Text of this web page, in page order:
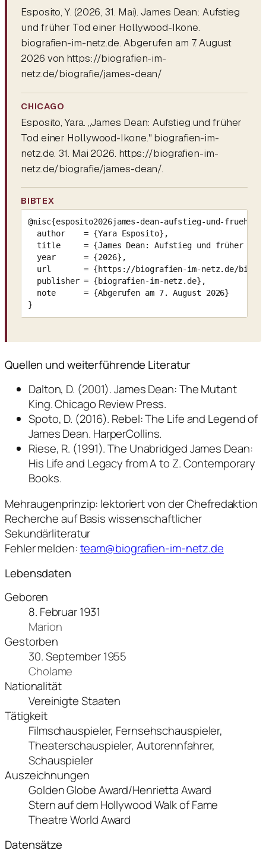
Esposito, Y. (2026, 31. Mai). James Dean: Aufstieg
und früher Tod einer Hollywood-Ikone.
biografien-im-netz.de. Abgerufen am 7. August
2026 von https://biografien-im-
netz.de/biografie/james-dean/
CHICAGO
Esposito, Yara. „James Dean: Aufstieg und früher
Tod einer Hollywood-Ikone." biografien-im-
netz.de. 31. Mai 2026. https://biografien-im-
netz.de/biografie/james-dean/.
BIBTEX
@misc{esposito2026james-dean-aufstieg-und-
  author    = {Yara Esposito},
title     = {James Dean: Aufstieg und früher
  year      = {2026},
url       = {https://biografien-im-netz.de/
  publisher = {biografien-im-netz.de},
  note      = {Abgerufen am 7. August 2026}
}
Quellen und weiterführende Literatur
Dalton, D. (2001). James Dean: The Mutant
King. Chicago Review Press.
Spoto, D. (2016). Rebel: The Life and Legend of
James Dean. HarperCollins.
Riese, R. (1991). The Unabridged James Dean:
His Life and Legacy from A to Z. Contemporary
Books.
Mehraugenprinzip: lektoriert von der Chefredaktion
Recherche auf Basis wissenschaftlicher
Sekundärliteratur
Fehler melden:team@biografien-im-netz.de
Lebensdaten
Geboren
8. Februar 1931
Marion
Gestorben
30. September 1955
Cholame
Nationalität
Vereinigte Staaten
Tätigkeit
Filmschauspieler, Fernsehschauspieler,
Theaterschauspieler, Autorennfahrer,
Schauspieler
Auszeichnungen
Golden Globe Award/Henrietta Award
Stern auf dem Hollywood Walk of Fame
Theatre World Award
Datensätze